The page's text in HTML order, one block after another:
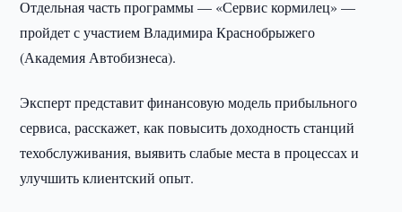
Отдельная часть программы — «Сервис кормилец» —
пройдет с участием Владимира Краснобрыжего
(Академия Автобизнеса).
Эксперт представит финансовую модель прибыльного
сервиса, расскажет, как повысить доходность станций
техобслуживания, выявить слабые места в процессах и
улучшить клиентский опыт.